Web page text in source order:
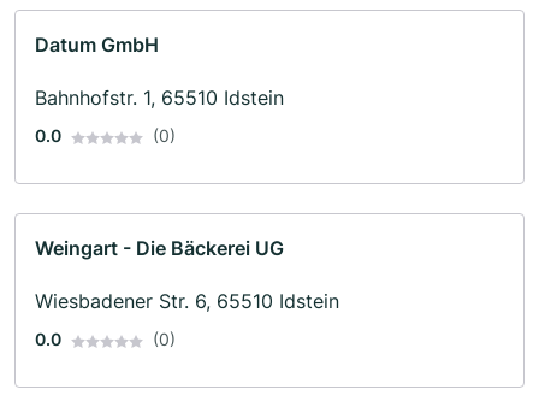
Datum GmbH
Bahnhofstr. 1, 65510 Idstein
0.0 (0)
Weingart - Die Bäckerei UG
Wiesbadener Str. 6, 65510 Idstein
0.0 (0)